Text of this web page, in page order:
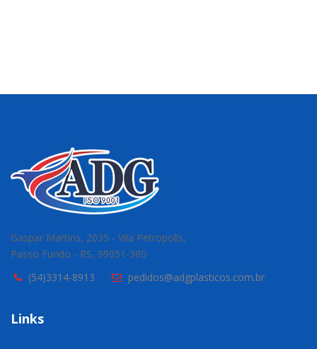
Gaspar Martins, 2035 - Vila Petropolis,
Passo Fundo - RS, 99051-380
(54)3314-8913
pedidos@adgplasticos.com.br
Links